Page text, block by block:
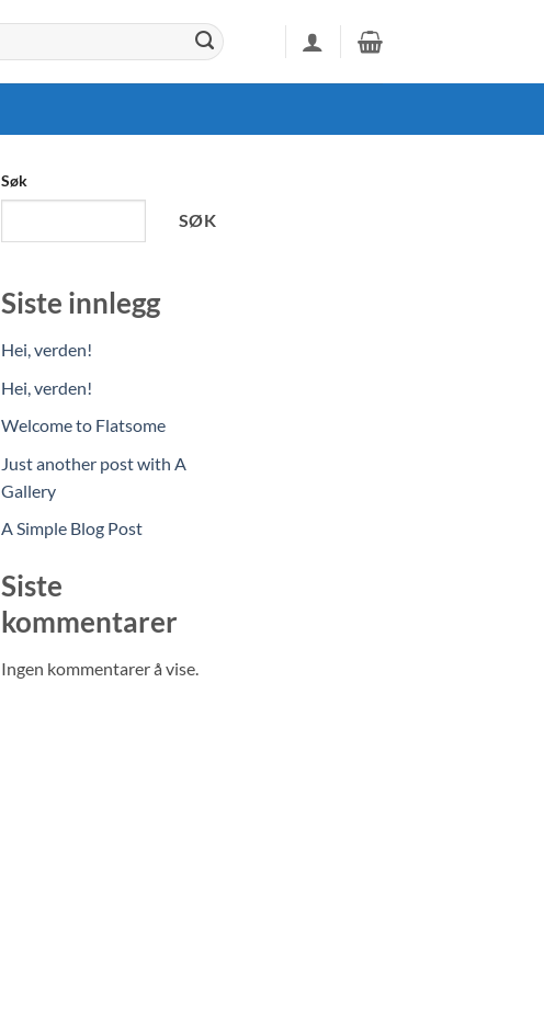
Søk
SØK
Siste innlegg
Hei, verden!
Hei, verden!
Welcome to Flatsome
Just another post with A
Gallery
A Simple Blog Post
Siste
kommentarer
Ingen kommentarer å vise.